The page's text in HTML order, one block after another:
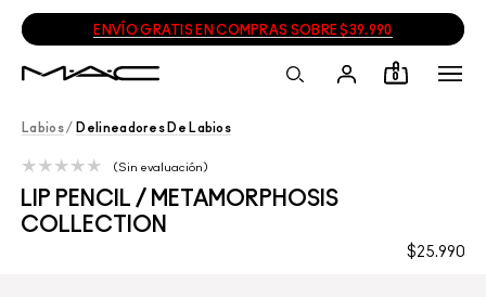
ENVÍO GRATIS EN COMPRAS SOBRE $39.990
0
Labios/ Delineadores De Labios
LIP PENCIL / METAMORPHOSIS
COLLECTION
$25.990
Sin evaluación